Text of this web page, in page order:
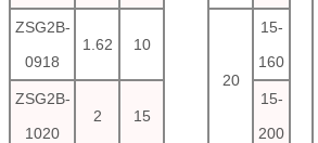
ZSG2B-
0918
1.62 10
20
15-
160
ZSG2B-
1020
2 15
15-
200